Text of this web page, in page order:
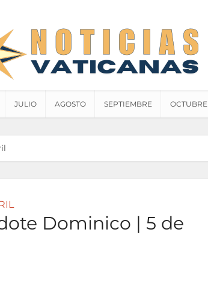
JULIO AGOSTO SEPTIEMBRE OCTUBRE
Dominico | 5 de